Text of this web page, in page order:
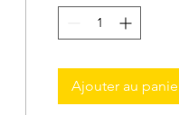
Ajouter au